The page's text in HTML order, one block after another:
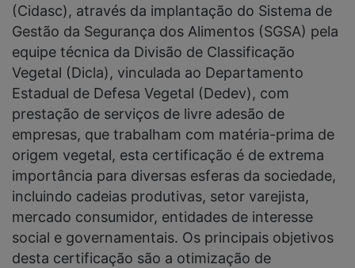
(Cidasc), através da implantação do Sistema de
Gestão da Segurança dos Alimentos (SGSA) pela
equipe técnica da Divisão de Classificação
Vegetal (Dicla), vinculada ao Departamento
Estadual de Defesa Vegetal (Dedev), com
prestação de serviços de livre adesão de
empresas, que trabalham com matéria-prima de
origem vegetal, esta certificação é de extrema
importância para diversas esferas da sociedade,
incluindo cadeias produtivas, setor varejista,
mercado consumidor, entidades de interesse
social e governamentais. Os principais objetivos
desta certificação são a otimização de